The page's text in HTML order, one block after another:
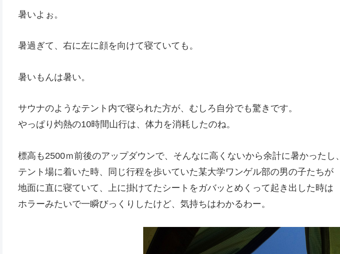
暑いよぉ。
暑過ぎて、右に左に顔を向けて寝ていても。
暑いもんは暑い。
サウナのようなテント内で寝られた方が、むしろ自分でも驚きです。
やっぱり灼熱の10時間山行は、体力を消耗したのね。
標高も2500ｍ前後のアップダウンで、そんなに高くないから余計に暑かったし、
テント場に着いた時、同じ行程を歩いていた某大学ワンゲル部の男の子たちが
地面に直に寝ていて、上に掛けてたシートをガバッとめくって起き出した時は
ホラーみたいで一瞬びっくりしたけど、気持ちはわかるわー。